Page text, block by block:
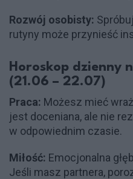
Rozwój osobisty:
rutyny może przynieść
Horoskop dzienny
(21.06 – 22.07)
Praca: Możesz mieć
jest doceniana, ale nie
w odpowiednim czasie.
Miłość: Emocjonalna
Jeśli masz partnera,